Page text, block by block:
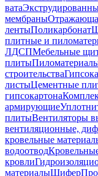
вата
мембраны
лентыПоликарбонат
плитные и
ЛДСПМебельные
плиты
строительства
листыЦементные
гипсокартона
армирующие
плитыВентиляторы
вентиляционные,
кровельные
водоотвод
кровли
материалыШифер